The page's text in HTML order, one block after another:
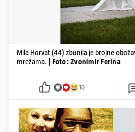
Mila Horvat (44) zbunila je brojne
mrežama.
| Foto: Zvonimir Ferina
10